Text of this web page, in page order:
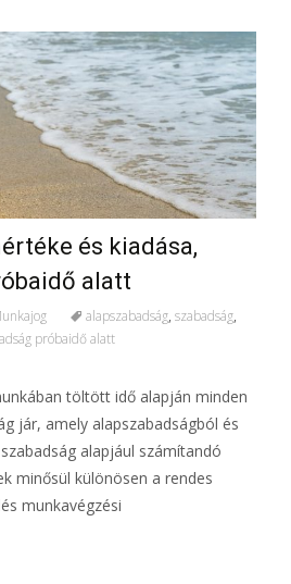
és kiadása,
alatt
alapszabadság, szabadság,
próbaidő alatt
töltött idő alapján minden
jár, amely alapszabadságból és
alapjául számítandó
minősül különösen a rendes
munkavégzési